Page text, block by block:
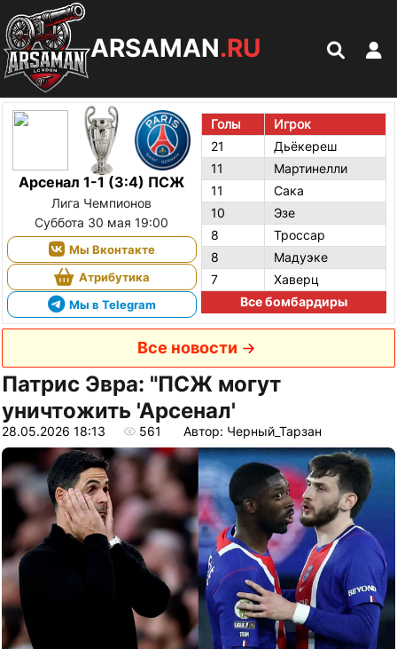
ARSAMAN.RU
Арсенал 1-1 (3:4) ПСЖ
Лига Чемпионов
Суббота 30 мая 19:00
Мы Вконтакте
Атрибутика
Мы в Telegram
Голы
Игрок
21
Дьёкереш
11
Мартинелли
11
Сака
10
Эзе
8
Троссар
8
Мадуэке
7
Хаверц
Все бомбардиры
Все новости
Патрис Эвра: "ПСЖ могут
уничтожить 'Арсенал'
28.05.2026 18:13 561 Автор: Черный_Тарзан